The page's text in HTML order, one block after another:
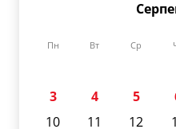
Пн Вт Ср
3
4 5
10
11 12